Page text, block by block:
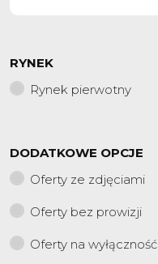
RYNEK
Rynek pierwotny
DODATKOWE OPCJE
Oferty ze zdjęciami
Oferty bez prowizji
Oferty na wyłączność